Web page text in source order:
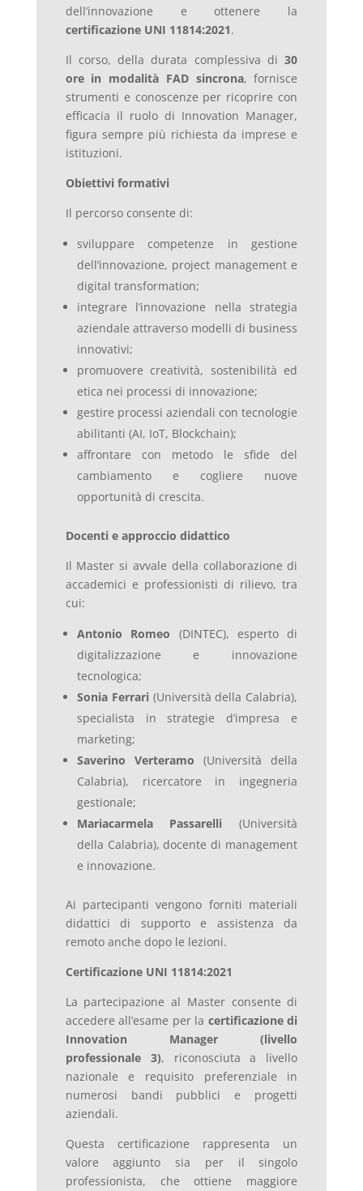
dell’innovazione e ottenere la
certificazione UNI 11814:2021.
Il corso, della durata complessiva di30
ore in modalità FAD sincrona, fornisce
strumenti e conoscenze per ricoprire con
efficacia il ruolo di Innovation Manager,
figura sempre più richiesta da imprese e
istituzioni.
Obiettivi formativi
Il percorso consente di:
sviluppare competenze in gestione
dell’innovazione, project management e
digital transformation;
integrare l’innovazione nella strategia
aziendale attraverso modelli di business
innovativi;
promuovere creatività, sostenibilità ed
etica nei processi di innovazione;
gestire processi aziendali con tecnologie
abilitanti (AI, IoT, Blockchain);
affrontare con metodo le sfide del
cambiamento e cogliere nuove
opportunità di crescita.
Docenti e approccio didattico
Il Master si avvale della collaborazione di
accademici e professionisti di rilievo, tra
cui:
Antonio Romeo (DINTEC), esperto di
digitalizzazione e innovazione
tecnologica;
Sonia Ferrari (Università della Calabria),
specialista in strategie d’impresa e
marketing;
Saverino Verteramo (Università della
Calabria), ricercatore in ingegneria
gestionale;
Mariacarmela Passarelli (Università
della Calabria), docente di management
e innovazione.
Ai partecipanti vengono forniti materiali
didattici di supporto e assistenza da
remoto anche dopo le lezioni.
Certificazione UNI 11814:2021
La partecipazione al Master consente di
accedere all’esame per la certificazione di
Innovation Manager (livello
professionale 3), riconosciuta a livello
nazionale e requisito preferenziale in
numerosi bandi pubblici e progetti
aziendali.
Questa certificazione rappresenta un
valore aggiunto sia per il singolo
professionista, che ottiene maggiore